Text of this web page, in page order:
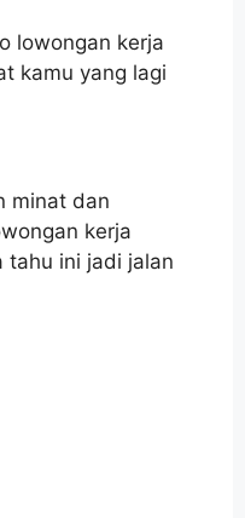
lowongan kerja
kamu yang lagi
minat dan
kerja
tahu ini jadi jalan